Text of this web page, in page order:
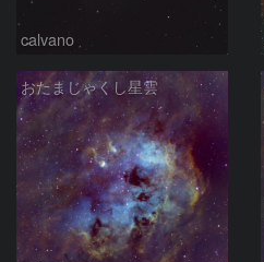
calvano
おたまじゃくし星雲